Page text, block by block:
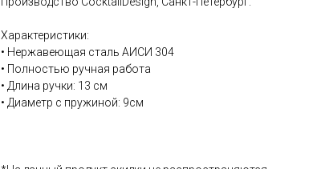
Характеристики:
• Нержавеющая сталь АИСИ 304
• Полностью ручная работа
• Длина ручки: 13 см
• Диаметр с пружиной: 9см